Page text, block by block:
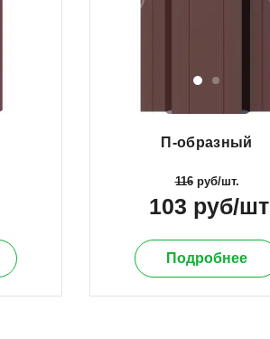
П-образный
116руб/шт.
103 руб/шт
Подробнее